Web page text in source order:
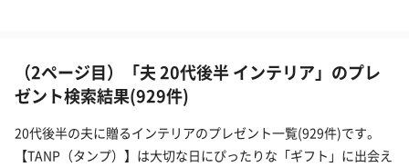
（2ページ目）「夫 20代後半 インテリア」のプレ
ゼント検索結果(929件)
20代後半の夫に贈るインテリアのプレゼント一覧(929件)です。
【TANP（タンプ）】は大切な日にぴったりな「ギフト」に出会え